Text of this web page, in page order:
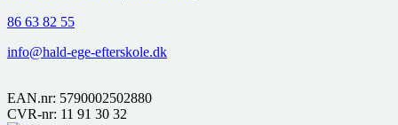
86 63 82 55
info@hald-ege-efterskole.dk
EAN.nr: 5790002502880
CVR-nr: 11 91 30 32